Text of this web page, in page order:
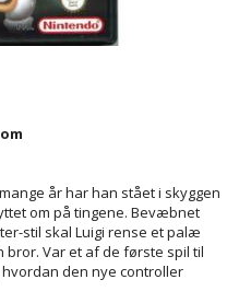
år har han stået i skyggen
om på tingene. Bevæbnet
stil skal Luigi rense et palæ
Var et af de første spil til
den nye controller